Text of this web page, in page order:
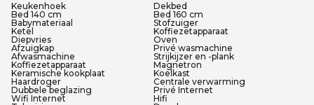
Keukenhoek
Dekbed
Bed 140 cm
Bed 160 cm
Babymateriaal
Stofzuiger
Ketel
Koffiezetapparaat
Diepvries
Oven
Afzuigkap
Privé wasmachine
Afwasmachine
Strijkijzer en -plank
Koffiezetapparaat
Magnetron
Keramische kookplaat
Koelkast
Haardroger
Centrale verwarming
Dubbele beglazing
Privé Internet
Wifi Internet
Hifi